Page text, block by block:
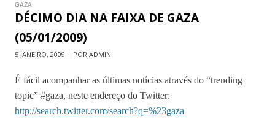
GAZA
DÉCIMO DIA NA FAIXA DE GAZA
(05/01/2009)
5 JANEIRO, 2009 | POR ADMIN
É fácil acompanhar as últimas notícias através do “trending
topic” #gaza, neste endereço do Twitter:
http://search.twitter.com/search?q=%23gaza